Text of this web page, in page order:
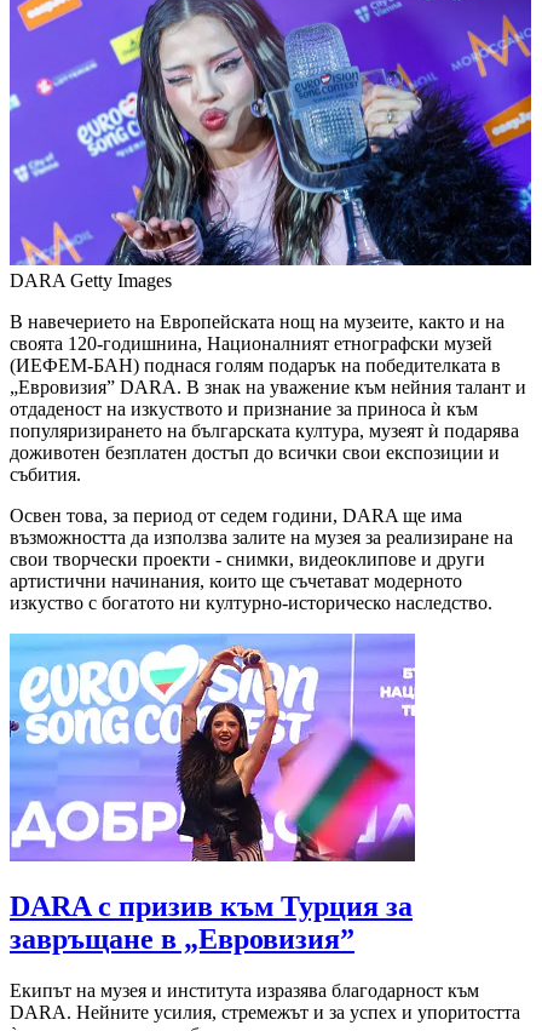
DARA Getty Images
В навечерието на Европейската нощ на музеите, както и на
своята 120-годишнина, Националният етнографски музей
(ИЕФЕМ-БАН) поднася голям подарък на победителката в
„Евровизия” DARA. В знак на уважение към нейния талант и
отдаденост на изкуството и признание за приноса ѝ към
популяризирането на българската култура, музеят ѝ подарява
доживотен безплатен достъп до всички свои експозиции и
събития.
Освен това, за период от седем години, DARA ще има
възможността да използва залите на музея за реализиране на
свои творчески проекти - снимки, видеоклипове и други
артистични начинания, които ще съчетават модерното
изкуство с богатото ни културно-историческо наследство.
DARA с призив към Турция за
завръщане в „Евровизия”
Екипът на музея и института изразява благодарност към
DARA. Нейните усилия, стремежът и за успех и упоритостта